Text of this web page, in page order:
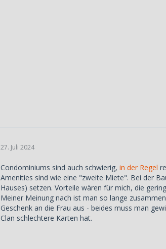
27. Juli 2024
Condominiums sind auch schwierig, in der Regel
Amenities sind wie eine "zweite Miete". Bei der
Hauses) setzen. Vorteile wären für mich, die
Meiner Meinung nach ist man so lange
Geschenk an die Frau aus - beides muss man
Clan schlechtere Karten hat.